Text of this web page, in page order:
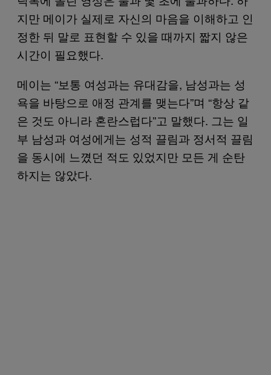
지만 메이가 실제로 자신의 마음을 이해하고 인
정한 뒤 말로 표현할 수 있을 때까지 짧지 않은
시간이 필요했다.
메이는 “보통 여성과는 유대감을, 남성과는 성
욕을 바탕으로 애정 관계를 맺는다”며 “항상 같
은 것도 아니라 혼란스럽다”고 말했다. 그는 일
부 남성과 여성에게는 성적 끌림과 정서적 끌림
을 동시에 느꼈던 적도 있었지만 모든 게 순탄
하지는 않았다.